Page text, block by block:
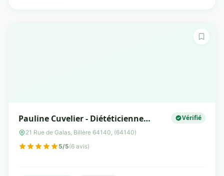
Pauline Cuvelier - Diététicienne
Nutritionniste
Vérifié
21 Rue de Galas, Billère 64140, (64140)
5/5(6 avis)